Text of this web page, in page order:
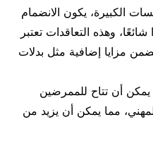
الكبيرة، يكون الانضمام
وهذه التعاقدات تعتبر
مزايا إضافية مثل بدلات
يمكن أن تتاح للممرضين
مما يمكن أن يزيد من